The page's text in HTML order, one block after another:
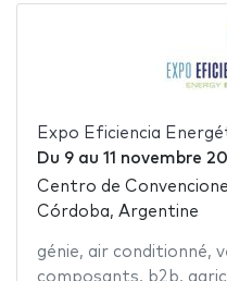
Expo Eficiencia
Du 9au 11 novembre
Centro de
Córdoba, Argentine
génie, air conditionné,
composants, b2b,